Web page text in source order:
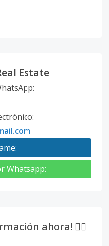
Estate
:
:
:
Whatsapp:
ahora! 👇🏽